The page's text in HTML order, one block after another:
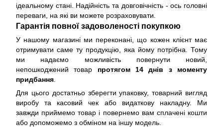
ідеальному стані. Надійність та довговічність - ось головні
переваги, на які ви можете розраховувати.
Гарантія повної задоволеності покупкою
У нашому магазині ми переконані, що кожен клієнт має
отримувати саме ту продукцію, яка йому потрібна. Тому
ми надаємо можливість повернути новий,
непошкоджений товар протягом 14 днів з моменту
придбання
Для цього достатньо зберегти упаковку, товарний вигляд
виробу та касовий чек або видаткову накладну. Ми
завжди приймемо товар і повернемо вам сплачені кошти
або допоможемо з обміном на іншу модель.